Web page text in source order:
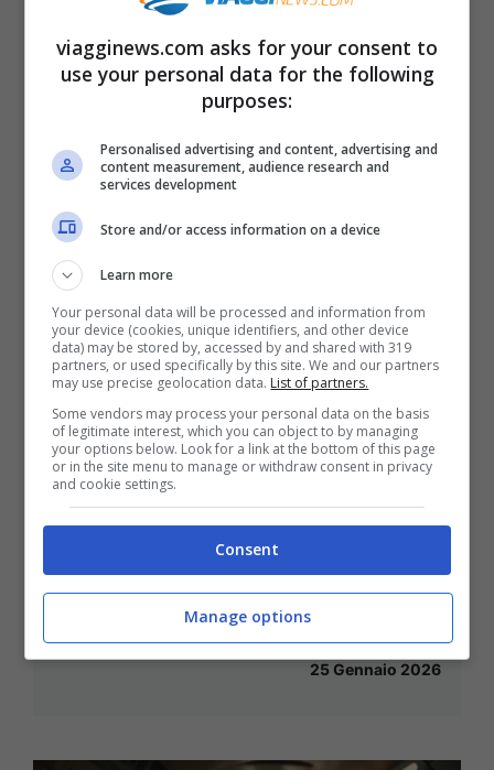
Settimana bianca: quando conviene
davvero partire (e perché gennaio
batte febbraio)
Questo articolo offre consigli pratici
per pianificare la tua settimana bianca,
analizzando i costi di Capodanno e
Carnevale nelle località sciistiche
25 Gennaio 2026
viagginews.com asks for your consent to
use your personal data for the following
purposes:
Personalised advertising and content, advertising and
content measurement, audience research and
services development
Store and/or access information on a device
Learn more
Your personal data will be processed and information from
your device (cookies, unique identifiers, and other device
data) may be stored by, accessed by and shared with 319
partners, or used specifically by this site. We and our partners
may use precise geolocation data. List of partners.
Some vendors may process your personal data on the basis
of legitimate interest, which you can object to by managing
your options below. Look for a link at the bottom of this page
or in the site menu to manage or withdraw consent in privacy
and cookie settings.
Consent
Manage options